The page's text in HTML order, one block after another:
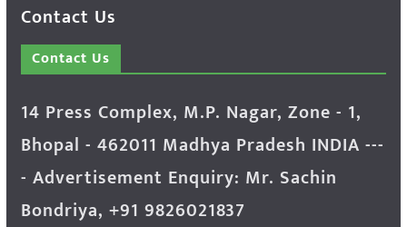
Contact Us
Contact Us
14 Press Complex, M.P. Nagar, Zone - 1,
Bhopal - 462011 Madhya Pradesh INDIA ---
- Advertisement Enquiry: Mr. Sachin
Bondriya, +91 9826021837